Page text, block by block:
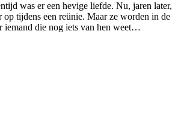
was er een hevige liefde. Nu, jaren later,
tijdens een reünie. Maar ze worden in de
iemand die nog iets van hen weet…